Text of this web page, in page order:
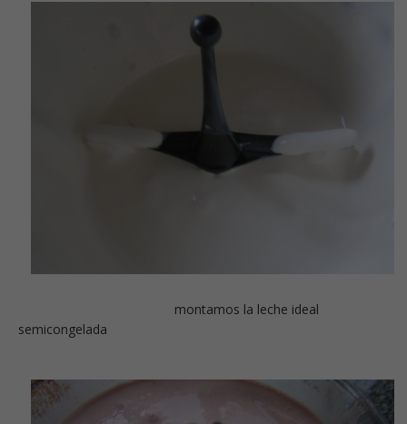
montamos la leche ideal
semicongelada